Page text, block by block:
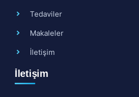
Tedaviler
Makaleler
İletişim
İletişim